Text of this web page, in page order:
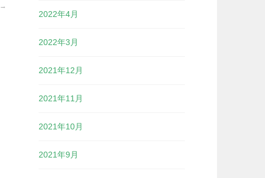
2022年4月
2022年3月
2021年12月
2021年11月
2021年10月
2021年9月